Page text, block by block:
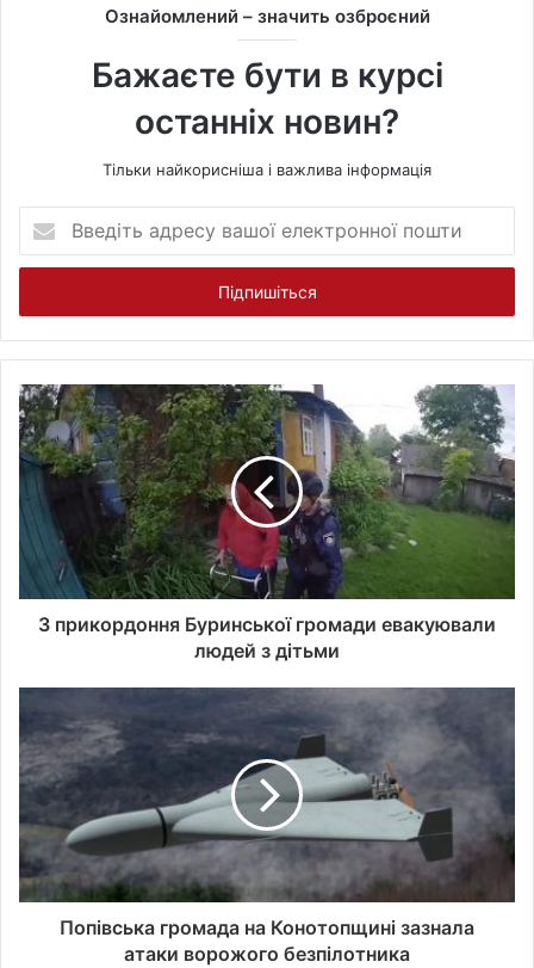
e
Ознайомлений – значить озброєний
Бажаєте бути в курсі
останніх новин?
Тільки найкорисніша і важлива інформація
е
і
т
а
д
р
е
с
у
в
ш
к
т
р
о
н
н
о
З прикордоння Буринської громади евакуювали
людей з дітьми
Попівська громада на Конотопщині зазнала
атаки ворожого безпілотника